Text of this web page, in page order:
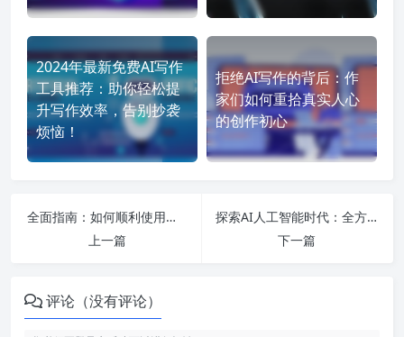
2024年最新免费AI写作
工具推荐：助你轻松提
升写作效率，告别抄袭
烦恼！
拒绝AI写作的背后：作
家们如何重拾真实人心
的创作初心
全面指南：如何顺利使用中国版ChatGPT，解决网页版聊天界面和中文设置问题
上一篇
探索AI人工智能时代：全方位解析最佳免费写作和制作工具，助你轻松创作与升值
下一篇
评论（没有评论）